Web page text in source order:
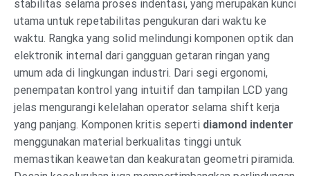
stabilitas selama proses indentasi, yang merupakan kunci
utama untuk repetabilitas pengukuran dari waktu ke
waktu. Rangka yang solid melindungi komponen optik dan
elektronik internal dari gangguan getaran ringan yang
umum ada di lingkungan industri. Dari segi ergonomi,
penempatan kontrol yang intuitif dan tampilan LCD yang
jelas mengurangi kelelahan operator selama shift kerja
yang panjang. Komponen kritis seperti diamond indenter
menggunakan material berkualitas tinggi untuk
memastikan keawetan dan keakuratan geometri piramida.